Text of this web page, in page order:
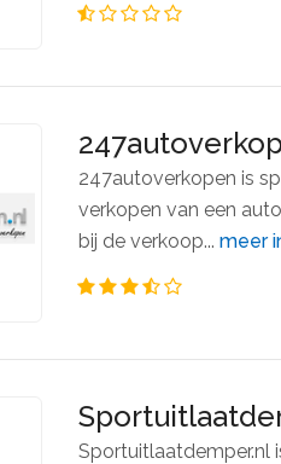
247autoverkopen is
verkopen van een
bij de verkoop... meer
Sportuitlaatdemper.nl